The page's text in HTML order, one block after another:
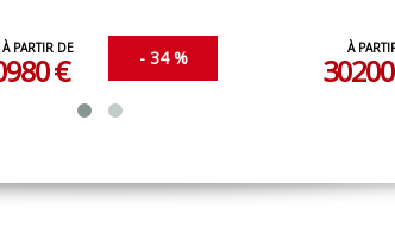
À PARTIR DE
€ - 34 % À